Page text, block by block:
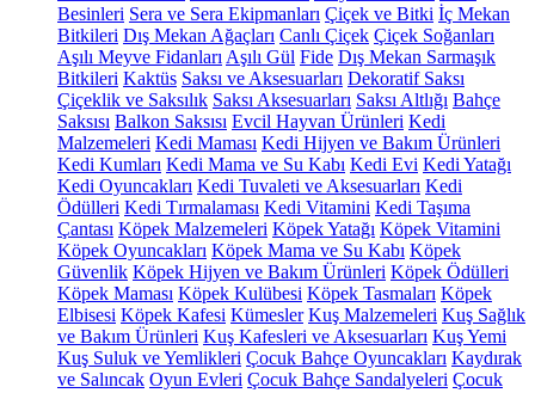
Besinleri Sera ve Sera Ekipmanları Çiçek ve Bitki İç Mekan
Bitkileri Dış Mekan Ağaçları Canlı Çiçek Çiçek Soğanları
Aşılı Meyve Fidanları Aşılı Gül Fide Dış Mekan Sarmaşık
Bitkileri Kaktüs Saksı ve Aksesuarları Dekoratif Saksı
Çiçeklik ve Saksılık Saksı Aksesuarları Saksı Altlığı Bahçe
Saksısı Balkon Saksısı Evcil Hayvan Ürünleri Kedi
Malzemeleri Kedi Maması Kedi Hijyen ve Bakım Ürünleri
Kedi Kumları Kedi Mama ve Su Kabı Kedi Evi Kedi Yatağı
Kedi Oyuncakları Kedi Tuvaleti ve Aksesuarları Kedi
Ödülleri Kedi Tırmalaması Kedi Vitamini Kedi Taşıma
Çantası Köpek Malzemeleri Köpek Yatağı Köpek Vitamini
Köpek Oyuncakları Köpek Mama ve Su Kabı Köpek
Güvenlik Köpek Hijyen ve Bakım Ürünleri Köpek Ödülleri
Köpek Maması Köpek Kulübesi Köpek Tasmaları Köpek
Elbisesi Köpek Kafesi Kümesler Kuş Malzemeleri Kuş Sağlık
ve Bakım Ürünleri Kuş Kafesleri ve Aksesuarları Kuş Yemi
Kuş Suluk ve Yemlikleri Çocuk Bahçe Oyuncakları Kaydırak
ve Salıncak Oyun Evleri Çocuk Bahçe Sandalyeleri Çocuk